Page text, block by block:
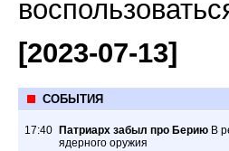
[2023-07-13]
СОБЫТИЯ
17:40 Патриарх забыл про Берию В
ядерного оружия